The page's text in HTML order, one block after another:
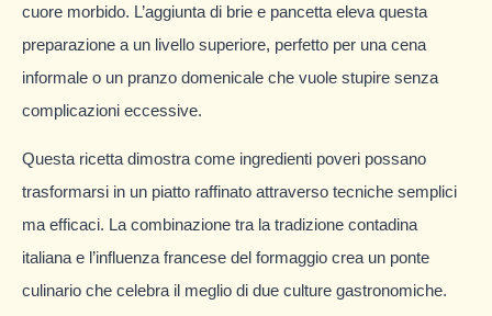
cuore morbido. L’aggiunta di brie e pancetta eleva questa
preparazione a un livello superiore, perfetto per una cena
informale o un pranzo domenicale che vuole stupire senza
complicazioni eccessive.
Questa ricetta dimostra come ingredienti poveri possano
trasformarsi in un piatto raffinato attraverso tecniche semplici
ma efficaci. La combinazione tra la tradizione contadina
italiana e l’influenza francese del formaggio crea un ponte
culinario che celebra il meglio di due culture gastronomiche.